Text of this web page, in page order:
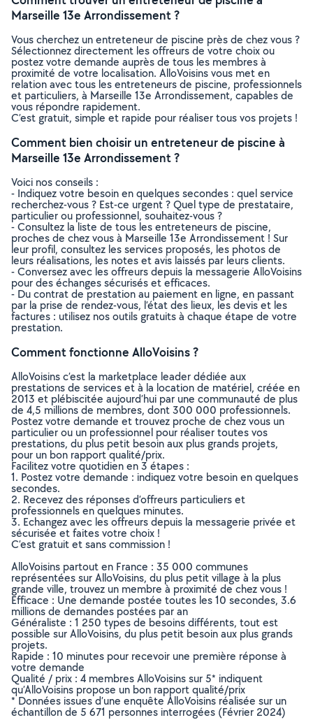
Marseille 13e Arrondissement ?
Vous cherchez un entreteneur de piscine près de chez vous ?
Sélectionnez directement les offreurs de votre choix ou
postez votre demande auprès de tous les membres à
proximité de votre localisation. AlloVoisins vous met en
relation avec tous les entreteneurs de piscine, professionnels
et particuliers, à Marseille 13e Arrondissement, capables de
vous répondre rapidement.
C’est gratuit, simple et rapide pour réaliser tous vos projets !
Comment bien choisir un entreteneur de piscine à
Marseille 13e Arrondissement ?
Voici nos conseils :
- Indiquez votre besoin en quelques secondes : quel service
recherchez-vous ? Est-ce urgent ? Quel type de prestataire,
particulier ou professionnel, souhaitez-vous ?
- Consultez la liste de tous les entreteneurs de piscine,
proches de chez vous à Marseille 13e Arrondissement ! Sur
leur profil, consultez les services proposés, les photos de
leurs réalisations, les notes et avis laissés par leurs clients.
- Conversez avec les offreurs depuis la messagerie AlloVoisins
pour des échanges sécurisés et efficaces.
- Du contrat de prestation au paiement en ligne, en passant
par la prise de rendez-vous, l’état des lieux, les devis et les
factures : utilisez nos outils gratuits à chaque étape de votre
prestation.
Comment fonctionne AlloVoisins ?
AlloVoisins c’est la marketplace leader dédiée aux
prestations de services et à la location de matériel, créée en
2013 et plébiscitée aujourd’hui par une communauté de plus
de 4,5 millions de membres, dont 300 000 professionnels.
Postez votre demande et trouvez proche de chez vous un
particulier ou un professionnel pour réaliser toutes vos
prestations, du plus petit besoin aux plus grands projets,
pour un bon rapport qualité/prix.
Facilitez votre quotidien en 3 étapes :
1. Postez votre demande : indiquez votre besoin en quelques
secondes.
2. Recevez des réponses d’offreurs particuliers et
professionnels en quelques minutes.
3. Echangez avec les offreurs depuis la messagerie privée et
sécurisée et faites votre choix !
C’est gratuit et sans commission !
AlloVoisins partout en France : 35 000 communes
représentées sur AlloVoisins, du plus petit village à la plus
grande ville, trouvez un membre à proximité de chez vous !
Efficace : Une demande postée toutes les 10 secondes, 3.6
millions de demandes postées par an
Généraliste : 1 250 types de besoins différents, tout est
possible sur AlloVoisins, du plus petit besoin aux plus grands
projets.
Rapide : 10 minutes pour recevoir une première réponse à
votre demande
Qualité / prix : 4 membres AlloVoisins sur 5* indiquent
qu’AlloVoisins propose un bon rapport qualité/prix
* Données issues d’une enquête AlloVoisins réalisée sur un
échantillon de 5 671 personnes interrogées (Février 2024)